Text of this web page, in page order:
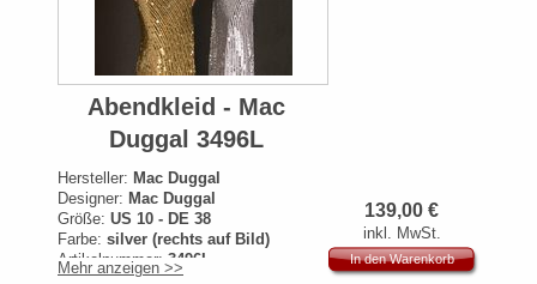
139,00 €
inkl. MwSt.
In den Warenkorb
Abendkleid - Mac
Duggal 3496L
Hersteller: Mac Duggal
Designer: Mac Duggal
Größe: US 10 - DE 38
Farbe: silver (rechts auf Bild)
Artikelnummer:3496L
Originalpreis:329€
Mehr anzeigen >>